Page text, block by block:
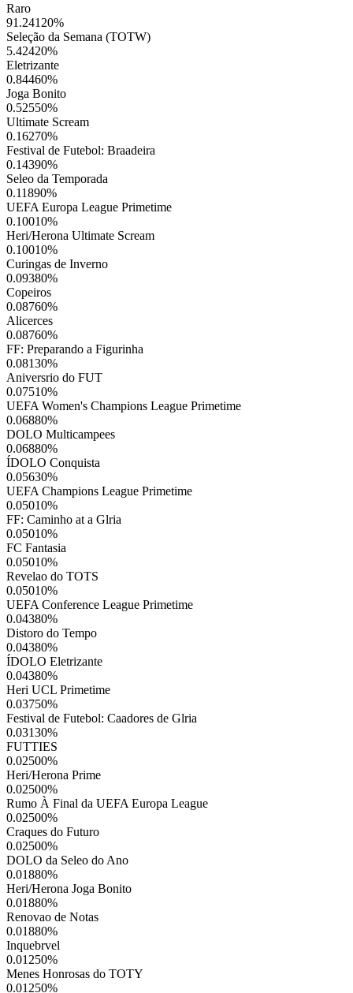
Raro
91.24120%
Seleção da Semana (TOTW)
5.42420%
Eletrizante
0.84460%
Joga Bonito
0.52550%
Ultimate Scream
0.16270%
Festival de Futebol: Braadeira
0.14390%
Seleo da Temporada
0.11890%
UEFA Europa League Primetime
0.10010%
Heri/Herona Ultimate Scream
0.10010%
Curingas de Inverno
0.09380%
Copeiros
0.08760%
Alicerces
0.08760%
FF: Preparando a Figurinha
0.08130%
Aniversrio do FUT
0.07510%
UEFA Women's Champions League Primetime
0.06880%
DOLO Multicampees
0.06880%
ÍDOLO Conquista
0.05630%
UEFA Champions League Primetime
0.05010%
FF: Caminho at a Glria
0.05010%
FC Fantasia
0.05010%
Revelao do TOTS
0.05010%
UEFA Conference League Primetime
0.04380%
Distoro do Tempo
0.04380%
ÍDOLO Eletrizante
0.04380%
Heri UCL Primetime
0.03750%
Festival de Futebol: Caadores de Glria
0.03130%
FUTTIES
0.02500%
Heri/Herona Prime
0.02500%
Rumo À Final da UEFA Europa League
0.02500%
Craques do Futuro
0.02500%
DOLO da Seleo do Ano
0.01880%
Heri/Herona Joga Bonito
0.01880%
Renovao de Notas
0.01880%
Inquebrvel
0.01250%
Menes Honrosas do TOTY
0.01250%